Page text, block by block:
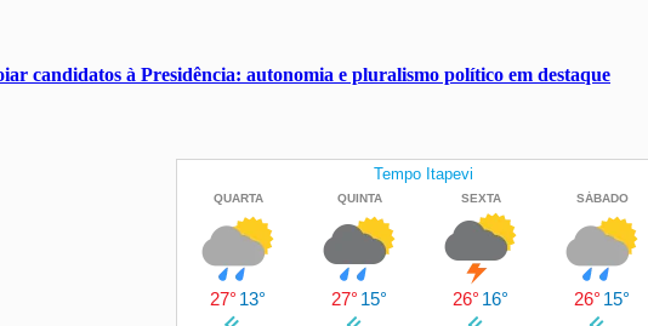
candidatos à Presidência: autonomia e pluralismo político em destaque